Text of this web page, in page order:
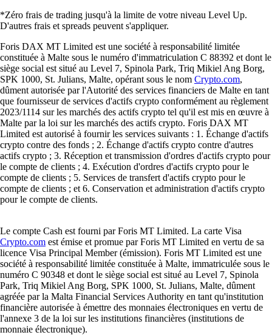
*Zéro frais de trading jusqu'à la limite de votre niveau Level Up.
D'autres frais et spreads peuvent s'appliquer.
Foris DAX MT Limited est une société à responsabilité limitée
constituée à Malte sous le numéro d'immatriculation C 88392 et dont le
siège social est situé au Level 7, Spinola Park, Triq Mikiel Ang Borg,
SPK 1000, St. Julians, Malte, opérant sous le nom Crypto.com,
dûment autorisée par l'Autorité des services financiers de Malte en tant
que fournisseur de services d'actifs crypto conformément au règlement
2023/1114 sur les marchés des actifs crypto tel qu'il est mis en œuvre à
Malte par la loi sur les marchés des actifs crypto. Foris DAX MT
Limited est autorisé à fournir les services suivants : 1. Échange d'actifs
crypto contre des fonds ; 2. Échange d'actifs crypto contre d'autres
actifs crypto ; 3. Réception et transmission d'ordres d'actifs crypto pour
le compte de clients ; 4. Exécution d'ordres d'actifs crypto pour le
compte de clients ; 5. Services de transfert d'actifs crypto pour le
compte de clients ; et 6. Conservation et administration d'actifs crypto
pour le compte de clients.
Le compte Cash est fourni par Foris MT Limited. La carte Visa
Crypto.com est émise et promue par Foris MT Limited en vertu de sa
licence Visa Principal Member (émission). Foris MT Limited est une
société à responsabilité limitée constituée à Malte, immatriculée sous le
numéro C 90348 et dont le siège social est situé au Level 7, Spinola
Park, Triq Mikiel Ang Borg, SPK 1000, St. Julians, Malte, dûment
agréée par la Malta Financial Services Authority en tant qu'institution
financière autorisée à émettre des monnaies électroniques en vertu de
l'annexe 3 de la loi sur les institutions financières (institutions de
monnaie électronique).